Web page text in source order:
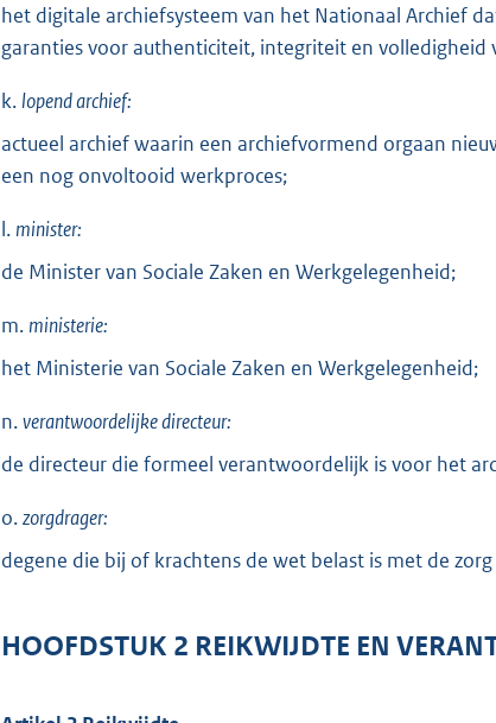
het digitale archiefsysteem van het Nationaal Archief
garanties voor authenticiteit, integriteit en
k. lopend archief:
actueel archief waarin een archiefvormend orgaan
een nog onvoltooid werkproces;
l. minister:
de Minister van Sociale Zaken en Werkgelegenheid;
m. ministerie:
het Ministerie van Sociale Zaken en Werkgelegenheid;
n.verantwoordelijke directeur:
de directeur die formeel verantwoordelijk is voor het
o.zorgdrager:
degene die bij of krachtens de wet belast is met de
HOOFDSTUK 2 REIKWIJDTE EN